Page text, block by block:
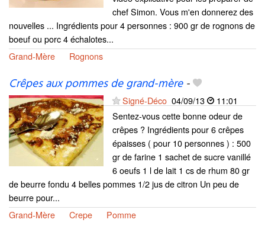
chef Simon. Vous m'en donnerez des
nouvelles ... Ingrédients pour 4 personnes : 900 gr de rognons de
boeuf ou porc 4 échalotes...
Grand-Mère
Rognons
Crêpes aux pommes de grand-mère-
Signé-Déco 04/09/13
11:01
Sentez-vous cette bonne odeur de
crêpes ? Ingrédients pour 6 crêpes
épaisses ( pour 10 personnes ) : 500
gr de farine 1 sachet de sucre vanillé
6 oeufs 1 l de lait 1 cs de rhum 80 gr
de beurre fondu 4 belles pommes 1/2 jus de citron Un peu de
beurre pour...
Grand-Mère
Crepe Pomme